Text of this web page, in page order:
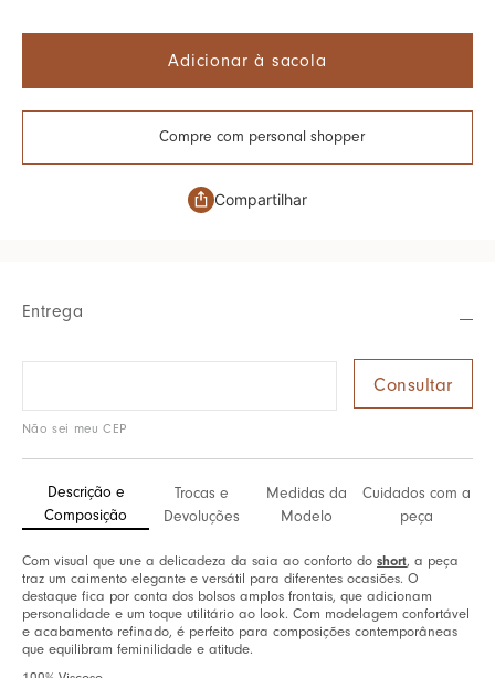
Adicionar à sacola
Compre com personal shopper
Compartilhar
Entrega
Não sei meu CEP
Descrição e
Composição
Trocas e
Devoluções
Medidas da
Modelo
Cuidados com a
peça
Com visual que une a delicadeza da saia ao conforto do short, a peça
traz um caimento elegante e versátil para diferentes ocasiões. O
destaque fica por conta dos bolsos amplos frontais, que adicionam
personalidade e um toque utilitário ao look. Com modelagem confortável
e acabamento refinado, é perfeito para composições contemporâneas
que equilibram feminilidade e atitude.